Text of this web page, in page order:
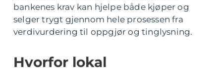
bankenes krav kan hjelpe både kjøper og
selger trygt gjennom hele prosessen fra
verdivurdering til oppgjør og tinglysning.
Hvorfor lokal